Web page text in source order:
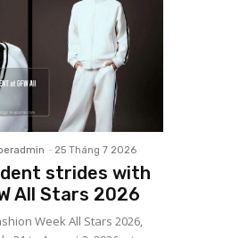
- 25 Tháng 7 2026
strides with
All Stars 2026
Week All Stars 2026,